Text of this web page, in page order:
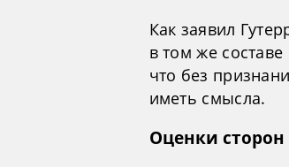
Как заявил
в том же
что без
иметь смысла.
Оценки сторон